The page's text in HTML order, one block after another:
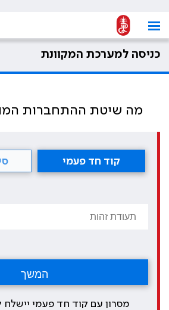
כניסה למערכת המקוונת
מה שיטת ההתחברות
קוד חד פעמי
מסרון עם קוד חד פעמי יישלח